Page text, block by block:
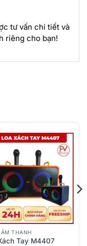
tư vấn chi tiết và
riêng cho bạn!
THANH
Tay M4407